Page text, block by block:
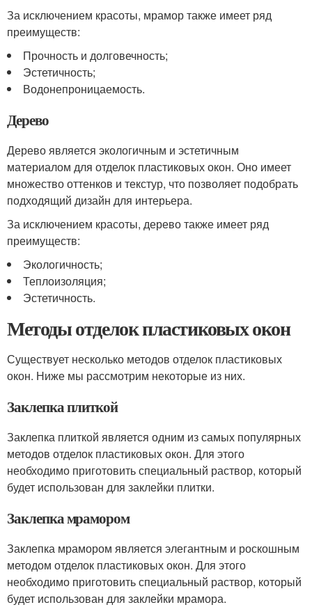
За исключением красоты, мрамор также имеет ряд
преимуществ:
Прочность и долговечность;
Эстетичность;
Водонепроницаемость.
Дерево
Дерево является экологичным и эстетичным
материалом для отделок пластиковых окон. Оно имеет
множество оттенков и текстур, что позволяет подобрать
подходящий дизайн для интерьера.
За исключением красоты, дерево также имеет ряд
преимуществ:
Экологичность;
Теплоизоляция;
Эстетичность.
Методы отделок пластиковых окон
Существует несколько методов отделок пластиковых
окон. Ниже мы рассмотрим некоторые из них.
Заклепка плиткой
Заклепка плиткой является одним из самых популярных
методов отделок пластиковых окон. Для этого
необходимо приготовить специальный раствор, который
будет использован для заклейки плитки.
Заклепка мрамором
Заклепка мрамором является элегантным и роскошным
методом отделок пластиковых окон. Для этого
необходимо приготовить специальный раствор, который
будет использован для заклейки мрамора.